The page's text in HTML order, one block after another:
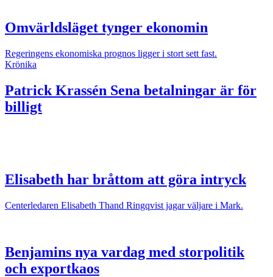
Omvärldsläget tynger ekonomin
Regeringens ekonomiska prognos ligger i stort sett fast.
Krönika
Patrick Krassén Sena betalningar är för
billigt
Elisabeth har bråttom att göra intryck
Centerledaren Elisabeth Thand Ringqvist jagar väljare i Mark.
Benjamins nya vardag med storpolitik
och exportkaos